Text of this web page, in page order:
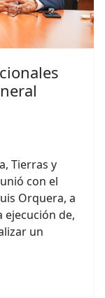
Tierras y
con el
Orquera, a
ejecución de,
un